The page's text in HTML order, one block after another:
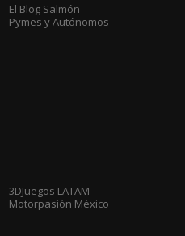
El Blog Salmón
Pymes y Autónomos
3DJuegos LATAM
Motorpasión México